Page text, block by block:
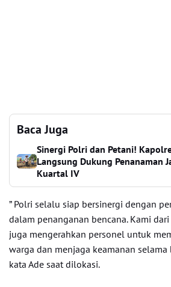
Baca Juga
Sinergi Polri dan Petani!
Langsung Dukung Penanaman
Kuartal IV
” Polri selalu siap bersinergi dengan
dalam penanganan bencana. Kami
juga mengerahkan personel untuk
warga dan menjaga keamanan selama
kata Ade saat dilokasi.